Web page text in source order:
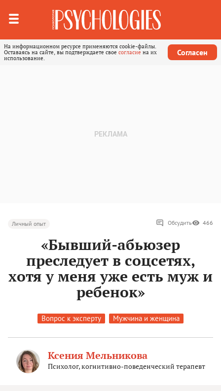
На информационном ресурсе применяются cookie-файлы.
Оставаясь на сайте, вы подтверждаете свое согласие на их
использование.
Согласен
Личный опыт Обсудить 466
«Бывший-абьюзер
преследует в соцсетях,
хотя у меня уже есть муж и
ребенок»
Вопрос к эксперту Мужчина и женщина
Ксения Мельникова
Психолог, когнитивно-поведенческий терапевт